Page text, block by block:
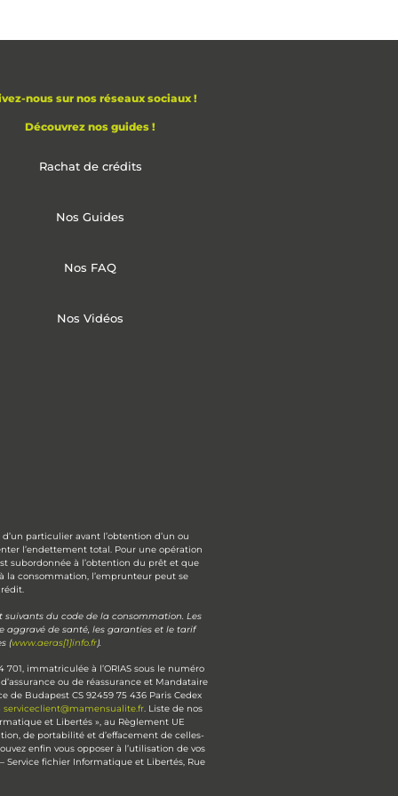
nous sur nos réseaux sociaux !
Découvrez nos guides !
Rachat de crédits
Nos Guides
Nos FAQ
Nos Vidéos
particulier avant l’obtention d’un ou
l’endettement total. Pour une opération
subordonnée à l’obtention du prêt et que
la consommation, l’emprunteur peut se
suivants du code de la consommation. Les
aggravé de santé, les garanties et le tarif
(www.aeras[1]info.fr).
701, immatriculée à l’ORIAS sous le numéro
ou de réassurance et Mandataire
de Budapest CS 92459 75 436 Paris Cedex
serviceclient@mamensualite.fr. Liste de nos
et Libertés », au Règlement UE
de portabilité et d’effacement de celles-
enfin vous opposer à l’utilisation de vos
Service fichier Informatique et Libertés, Rue